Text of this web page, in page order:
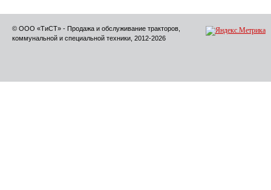
© ООО «ТиСТ» - Продажа и обслуживание тракторов,
коммунальной и специальной техники, 2012-2026